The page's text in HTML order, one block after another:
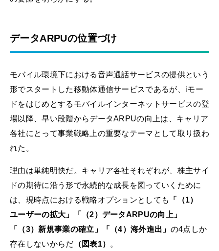
データARPUの位置づけ
モバイル環境下における音声通話サービスの提供という
形でスタートした移動体通信サービスであるが、iモー
ドをはじめとするモバイルインターネットサービスの登
場以降、早い段階からデータARPUの向上は、キャリア
各社にとって事業戦略上の重要なテーマとして取り扱わ
れた。
理由は単純明快だ。キャリア各社それぞれが、株主サイ
ドの期待に沿う形で永続的な成長を図っていくために
は、現時点における戦略オプションとしても
「（1）
ユーザーの拡大」「（2）データARPUの向上」
「（3）新規事業の確立」「（4）海外進出」 の4点しか
存在しないからだ （図表1） 。